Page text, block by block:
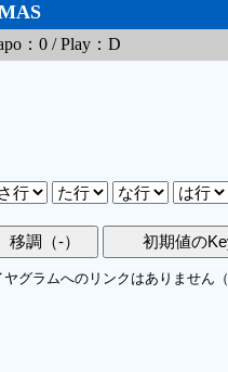
：0 / Play：D
グラムへのリンクはありません（